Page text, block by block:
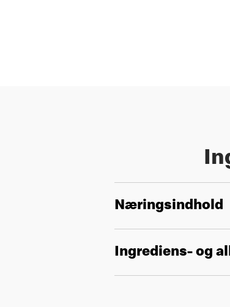
Næringsindhold
Ingrediens- og